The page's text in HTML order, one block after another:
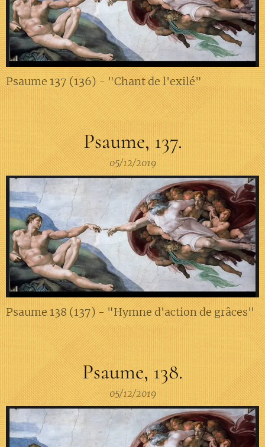
Psaume 137 (136) - "Chant de l'exilé"
Psaume, 137.
05/12/2019
Psaume 138 (137) - "Hymne d'action de grâces"
Psaume, 138.
05/12/2019